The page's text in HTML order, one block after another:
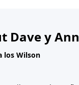
Dave y
los Wilson